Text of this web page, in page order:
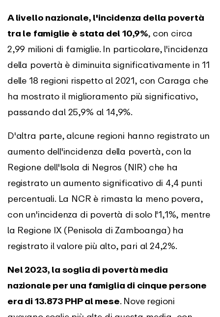
A livello nazionale, l'incidenza della povertà
tra le famiglie è stata del 10,9%, con circa
2,99 milioni di famiglie. In particolare, l'incidenza
della povertà è diminuita significativamente in 11
delle 18 regioni rispetto al 2021, con Caraga che
ha mostrato il miglioramento più significativo,
passando dal 25,9% al 14,9%.
D'altra parte, alcune regioni hanno registrato un
aumento dell'incidenza della povertà, con la
Regione dell'Isola di Negros (NIR) che ha
registrato un aumento significativo di 4,4 punti
percentuali. La NCR è rimasta la meno povera,
con un'incidenza di povertà di solo l'1,1%, mentre
la Regione IX (Penisola di Zamboanga) ha
registrato il valore più alto, pari al 24,2%.
Nel 2023, la soglia di povertà media
nazionale per una famiglia di cinque persone
era di 13.873 PHP al mese. Nove regioni